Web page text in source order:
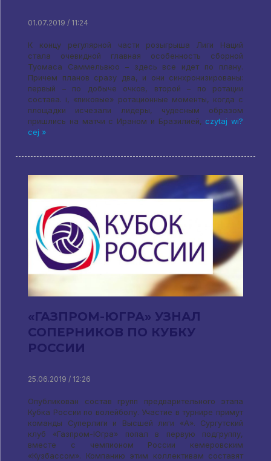
01.07.2019 / 11:24
К концу регулярной части розыгрыша Лиги Наций
стала очевидной главная особенность сборной
Туомаса Саммельвюо – здесь все идет по плану.
Причем планов сразу два, и они синхронизированы:
первый – по добыче очков, второй – по ротации
состава. i, «пиковые» ротационные моменты, когда с
площадки исчезали лидеры, чудесным образом
пришлись на матчи с Ираном и Бразилией, czytaj wi?
cej »
«ГАЗПРОМ-ЮГРА» УЗНАЛ
СОПЕРНИКОВ ПО КУБКУ
РОССИИ
25.06.2019 / 12:26
Опубликован состав групп предварительного этапа
Кубка России по волейболу. Участие в турнире примут
команды Суперлиги и Высшей лиги «А». Сургутский
клуб «Газпром-Югра» попал в первую подгруппу,
вместе с чемпионом России кемеровским
«Кузбассом». Компанию этим коллективам составят